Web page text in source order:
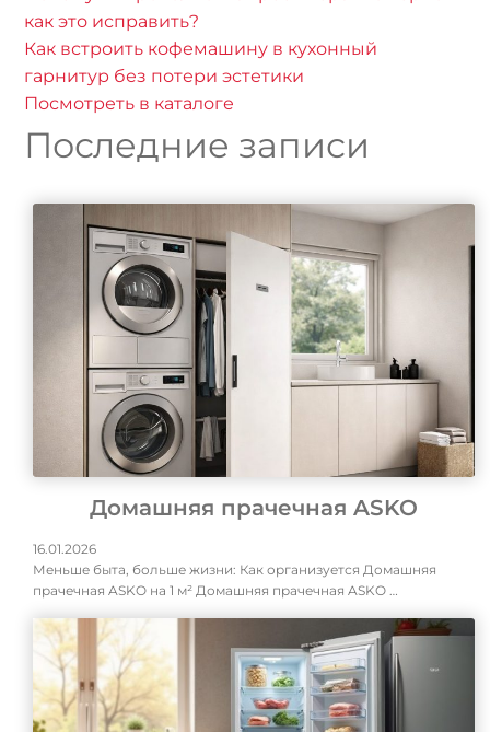
как это исправить?
Как встроить кофемашину в кухонный
гарнитур без потери эстетики
Посмотреть в каталоге
Последние записи
Домашняя прачечная ASKO
16.01.2026
Меньше быта, больше жизни: Как организуется Домашняя
прачечная ASKO на 1 м² Домашняя прачечная ASKO …